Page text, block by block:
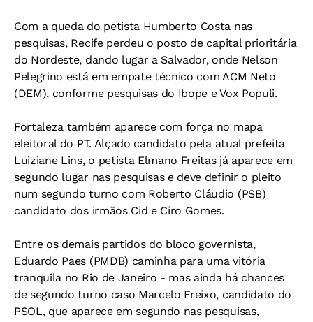
Com a queda do petista Humberto Costa nas
pesquisas, Recife perdeu o posto de capital prioritária
do Nordeste, dando lugar a Salvador, onde Nelson
Pelegrino está em empate técnico com ACM Neto
(DEM), conforme pesquisas do Ibope e Vox Populi.
Fortaleza também aparece com força no mapa
eleitoral do PT. Alçado candidato pela atual prefeita
Luiziane Lins, o petista Elmano Freitas já aparece em
segundo lugar nas pesquisas e deve definir o pleito
num segundo turno com Roberto Cláudio (PSB)
candidato dos irmãos Cid e Ciro Gomes.
Entre os demais partidos do bloco governista,
Eduardo Paes (PMDB) caminha para uma vitória
tranquila no Rio de Janeiro - mas ainda há chances
de segundo turno caso Marcelo Freixo, candidato do
PSOL, que aparece em segundo nas pesquisas,